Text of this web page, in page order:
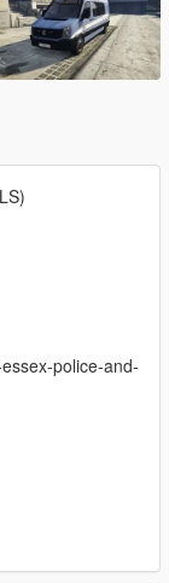
police-and-